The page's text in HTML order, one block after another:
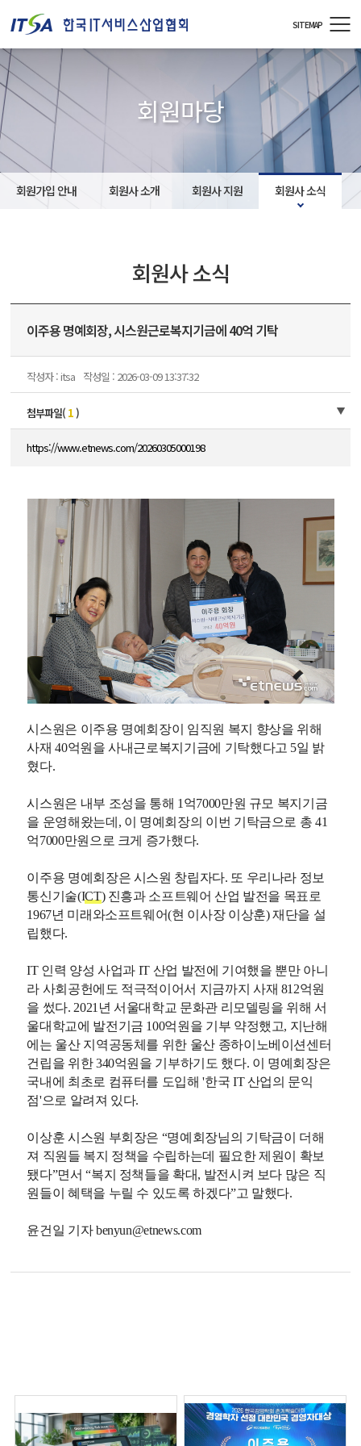
SITEMAP
회원마당
회원가입 안내 회원사 소개 회원사 지원 회원사 소식
회원사 소식
이주용 명예회장, 시스원근로복지기금에 40억 기탁
작성자 : itsa 작성일 : 2026-03-09 13:37:32
첨부파일( 1 )
https://www.etnews.com/20260305000198
시스원은 이주용 명예회장이 임직원 복지 향상을 위해
사재 40억원을 사내근로복지기금에 기탁했다고 5일 밝
혔다.
시스원은 내부 조성을 통해 1억7000만원 규모 복지기금
을 운영해왔는데, 이 명예회장의 이번 기탁금으로 총 41
억7000만원으로 크게 증가했다.
이주용 명예회장은 시스원 창립자다. 또 우리나라 정보
통신기술(ICT) 진흥과 소프트웨어 산업 발전을 목표로
1967년 미래와소프트웨어(현 이사장 이상훈) 재단을 설
립했다.
IT 인력 양성 사업과 IT 산업 발전에 기여했을 뿐만 아니
라 사회공헌에도 적극적이어서 지금까지 사재 812억원
을 썼다. 2021년 서울대학교 문화관 리모델링을 위해 서
울대학교에 발전기금 100억원을 기부 약정했고, 지난해
에는 울산 지역공동체를 위한 울산 종하이노베이션센터
건립을 위한 340억원을 기부하기도 했다. 이 명예회장은
국내에 최초로 컴퓨터를 도입해 '한국 IT 산업의 문익
점'으로 알려져 있다.
이상훈 시스원 부회장은 “명예회장님의 기탁금이 더해
져 직원들 복지 정책을 수립하는데 필요한 제원이 확보
됐다”면서 “복지 정책들을 확대, 발전시켜 보다 많은 직
원들이 혜택을 누릴 수 있도록 하겠다”고 말했다.
윤건일 기자 benyun@etnews.com